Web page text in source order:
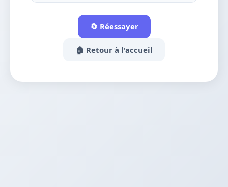
🔄 Réessayer
🏠 Retour à l'accueil